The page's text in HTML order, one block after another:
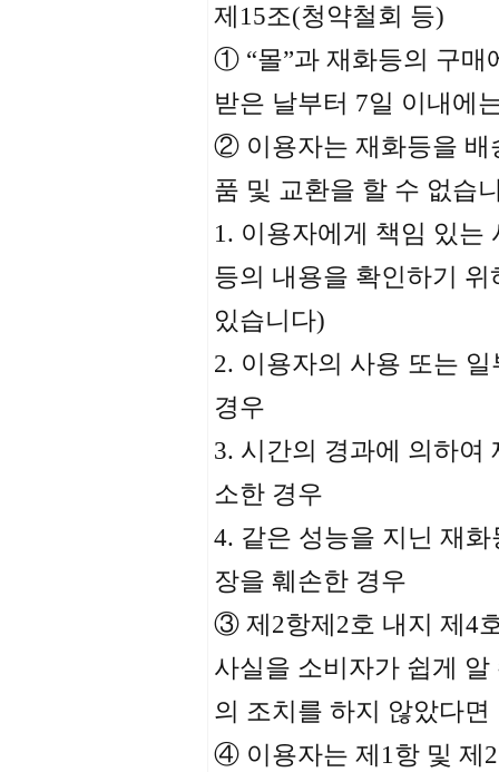
제15조(청약철회 등)
① “몰”과 재화등의 구매
받은 날부터 7일 이내에
② 이용자는 재화등을 배
품 및 교환을 할 수 없습
1. 이용자에게 책임 있는
등의 내용을 확인하기
있습니다)
2. 이용자의 사용 또는
경우
3. 시간의 경과에 의하여
소한 경우
4. 같은 성능을 지닌 재
장을 훼손한 경우
③ 제2항제2호 내지 제4
사실을 소비자가 쉽게
의 조치를 하지 않았다
④ 이용자는 제1항 및 제